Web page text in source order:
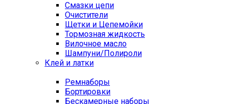
Смазки цепи
Очистители
Щетки и Цепемойки
Тормозная жидкость
Вилочное масло
Шампуни/Полироли
Клей и латки
Ремнаборы
Бортировки
Бескамерные наборы